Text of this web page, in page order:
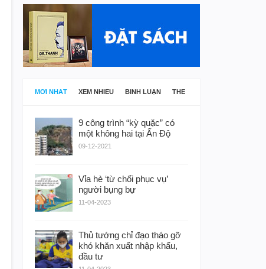
MỚI NHẤT XEM NHIỀU BÌNH LUẬN THẺ
9 công trình “kỳ quặc” có
một không hai tại Ấn Độ
09-12-2021
Vỉa hè ‘từ chối phục vụ’
người bụng bự
11-04-2023
Thủ tướng chỉ đạo tháo gỡ
khó khăn xuất nhập khẩu,
đầu tư